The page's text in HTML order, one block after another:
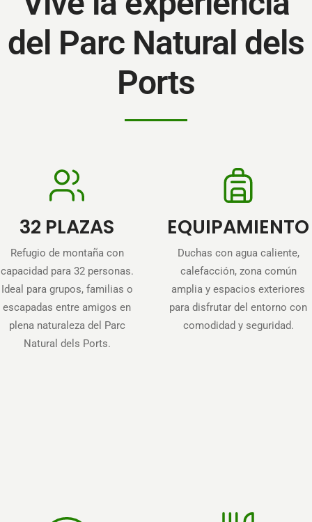
del Parc Natural dels
Ports
32 PLAZAS
Refugio de montaña con
capacidad para 32 personas.
Ideal para grupos, familias o
escapadas entre amigos en
plena naturaleza del Parc
Natural dels Ports.
EQUIPAMIENTO
Duchas con agua caliente,
calefacción, zona común
amplia y espacios exteriores
para disfrutar del entorno con
comodidad y seguridad.